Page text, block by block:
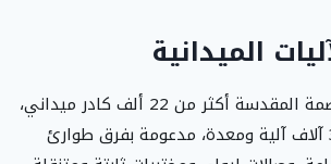
الميدانية
استثمرت أمانة العاصمة المقدسة أكثر من 22 ألف كادر ميداني،
إلى جانب أكثر من 3 آلاف آلية ومعدة، مدعومة بفرق طوارئ